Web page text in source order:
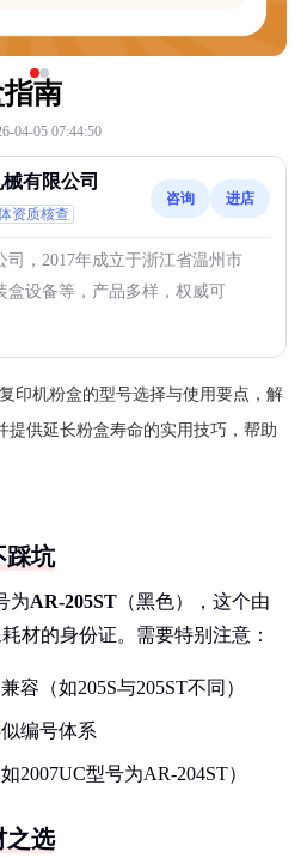
指南
04-05 07:44:50
有限公司
资质核查
咨询 进店
，2017年成立于浙江省温州市
盒设备等，产品多样，权威可
印机粉盒的型号选择与使用要点，解
提供延长粉盒寿命的实用技巧，帮助
踩坑
为AR-205ST （黑色），这个由
材的身份证。需要特别注意：
容（如205S与205ST不同）
编号体系
2007UC型号为AR-204ST）
之选